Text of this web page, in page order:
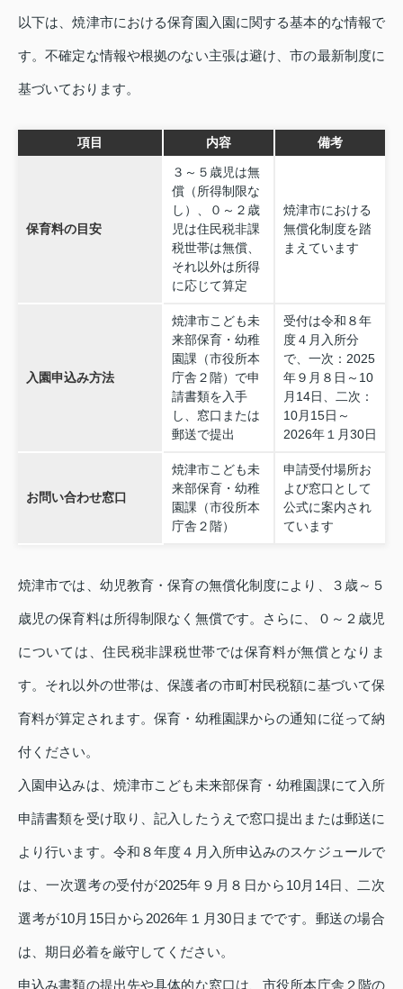
以下は、焼津市における保育園入園に関する基本的な情報で
す。不確定な情報や根拠のない主張は避け、市の最新制度に
基づいております。
項目 内容 備考
保育料の目安
３～５歳児は無
償（所得制限な
し）、０～２歳
児は住民税非課
税世帯は無償、
それ以外は所得
に応じて算定
焼津市における
無償化制度を踏
まえています
入園申込み方法
焼津市こども未
来部保育・幼稚
園課（市役所本
庁舎２階）で申
請書類を入手
し、窓口または
郵送で提出
受付は令和８年
度４月入所分
で、一次：2025
年９月８日～10
月14日、二次：
10月15日～
2026年１月30日
お問い合わせ窓口
焼津市こども未
来部保育・幼稚
園課（市役所本
庁舎２階）
申請受付場所お
よび窓口として
公式に案内され
ています
焼津市では、幼児教育・保育の無償化制度により、３歳～５
歳児の保育料は所得制限なく無償です。さらに、０～２歳児
については、住民税非課税世帯では保育料が無償となりま
す。それ以外の世帯は、保護者の市町村民税額に基づいて保
育料が算定されます。保育・幼稚園課からの通知に従って納
付ください。
入園申込みは、焼津市こども未来部保育・幼稚園課にて入所
申請書類を受け取り、記入したうえで窓口提出または郵送に
より行います。令和８年度４月入所申込みのスケジュールで
は、一次選考の受付が2025年９月８日から10月14日、二次
選考が10月15日から2026年１月30日までです。郵送の場合
は、期日必着を厳守してください。
申込み書類の提出先や具体的な窓口は、市役所本庁舎２階の